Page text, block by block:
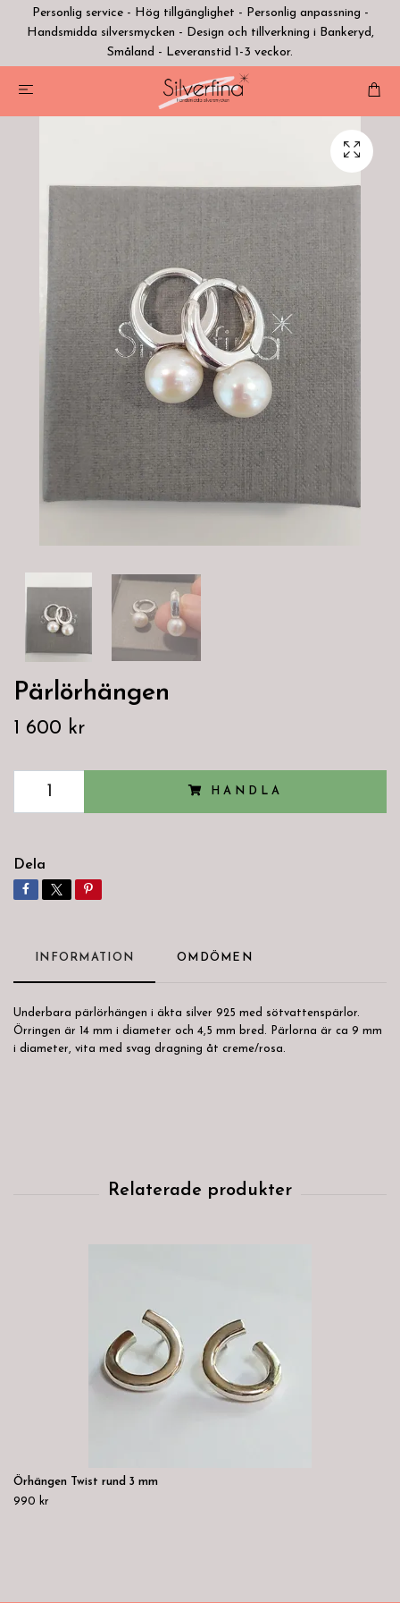
Personlig service - Hög tillgänglighet - Personlig anpassning -
Handsmidda silversmycken - Design och tillverkning i Bankeryd,
Småland - Leveranstid 1-3 veckor.
Pärlörhängen
1 600 kr
HANDLA
Dela
INFORMATION OMDÖMEN
Underbara pärlörhängen i äkta silver 925 med sötvattenspärlor.
Örringen är 14 mm i diameter och 4,5 mm bred. Pärlorna är ca 9 mm
i diameter, vita med svag dragning åt creme/rosa.
Örhängen Twist rund 3 mm
990 kr